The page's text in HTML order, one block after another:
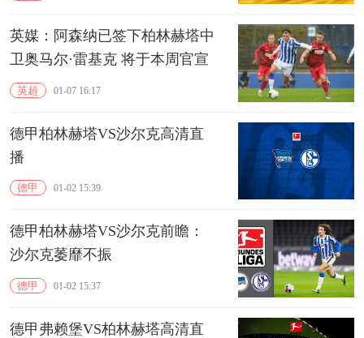
英媒：阿森纳已签下柏林赫塔中
卫奥马尔·雷基克 将于本周官宣
英超 01-07 16:17
德甲柏林赫塔VS沙尔克高清直
播
德甲 01-02 15:39
德甲柏林赫塔VS沙尔克前瞻：
沙尔克萎靡不振
德甲 01-02 15:37
德甲弗赖堡VS柏林赫塔高清直